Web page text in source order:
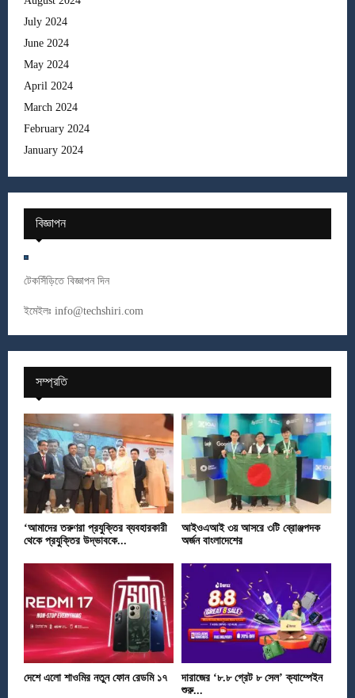
July 2024
June 2024
May 2024
April 2024
March 2024
February 2024
January 2024
বিজ্ঞাপন
টেকসিঁড়িতে বিজ্ঞাপন দিন
ইমেইলঃ info@techshiri.com
সম্প্রতি
‘আমাদের তরুণরা প্রযুক্তির ব্যবহারকারী
থেকে প্রযুক্তির উদ্ভাবকে...
আইওএআই ৩য় আসরে ৩টি ব্রোঞ্জপদক
অর্জন বাংলাদেশের
দেশে এলো শাওমির নতুন ফোন রেডমি ১৭
দারাজের ‘৮.৮ গ্রেট ৮ সেল’ ক্যাম্পেইন
শুরু...